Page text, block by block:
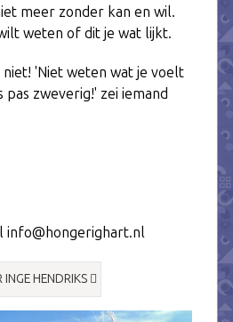
meer zonder kan en wil.
weten of dit je wat lijkt.
niet! 'Niet weten wat je voelt
pas zweverig!' zei iemand
info@hongerighart.nl
INGE HENDRIKS